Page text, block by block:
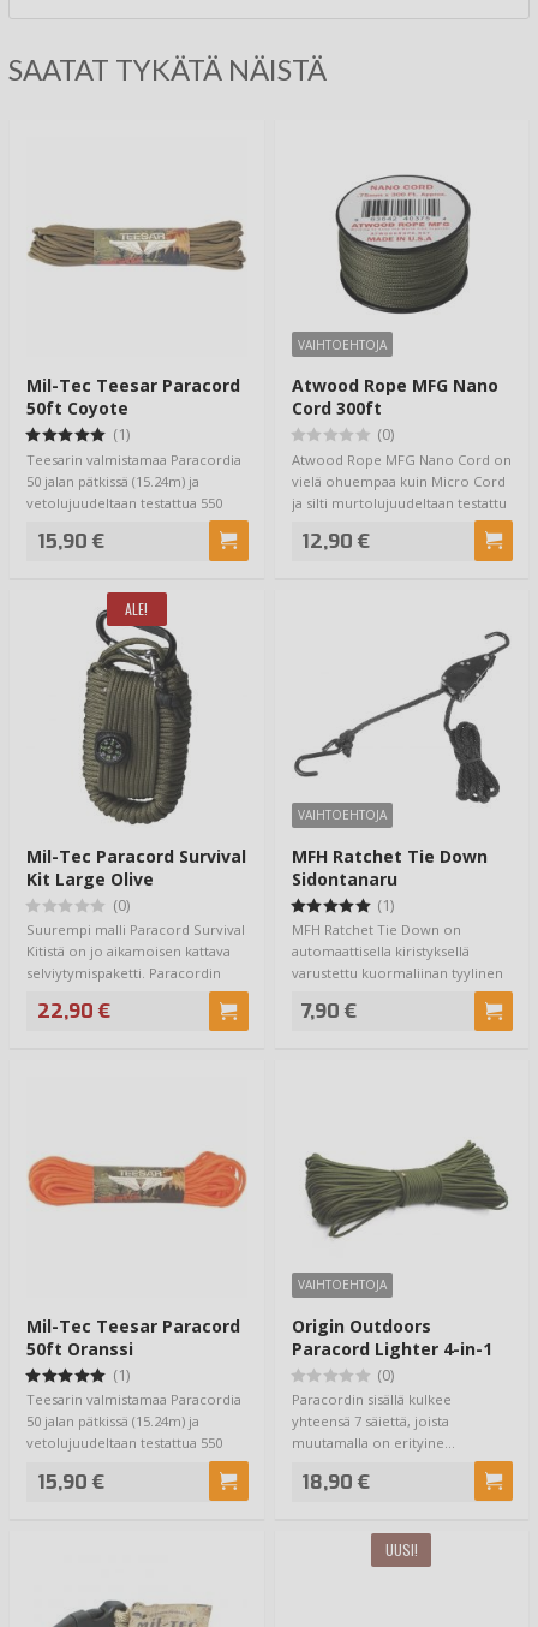
SAATAT TYKÄTÄ NÄISTÄ
Mil-Tec Teesar Paracord
50ft Coyote
(1)
Teesarin valmistamaa Paracordia
50 jalan pätkissä (15.24m) ja
vetolujuudeltaan testattua 550
15,90 €
VAIHTOEHTOJA
Atwood Rope MFG Nano
Cord 300ft
(0)
Atwood Rope MFG Nano Cord on
vielä ohuempaa kuin Micro Cord
ja silti murtolujuudeltaan testattu
12,90 €
ALE!
Mil-Tec Paracord Survival
Kit Large Olive
(0)
Suurempi malli Paracord Survival
Kitistä on jo aikamoisen kattava
selviytymispaketti. Paracordin
22,90 €
VAIHTOEHTOJA
MFH Ratchet Tie Down
Sidontanaru
(1)
MFH Ratchet Tie Down on
automaattisella kiristyksellä
varustettu kuormaliinan tyylinen
7,90 €
Mil-Tec Teesar Paracord
50ft Oranssi
(1)
Teesarin valmistamaa Paracordia
50 jalan pätkissä (15.24m) ja
vetolujuudeltaan testattua 550
15,90 €
VAIHTOEHTOJA
Origin Outdoors
Paracord Lighter 4-in-1
(0)
Paracordin sisällä kulkee
yhteensä 7 säiettä, joista
muutamalla on erityine…
18,90 €
UUSI!